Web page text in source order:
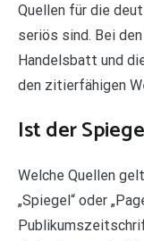
Quellen für die
seriös sind. Bei
Handelsbatt und
den zitierfähigen
Ist der
Welche Quellen
„Spiegel“ oder